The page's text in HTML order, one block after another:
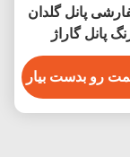
پانل گلدان
پانل گاراژ
دیوار داخلی
رو بدست بیار